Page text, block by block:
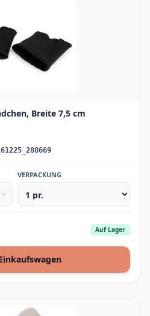
Breite 7,5 cm
VERPACKUNG
Auf Lager